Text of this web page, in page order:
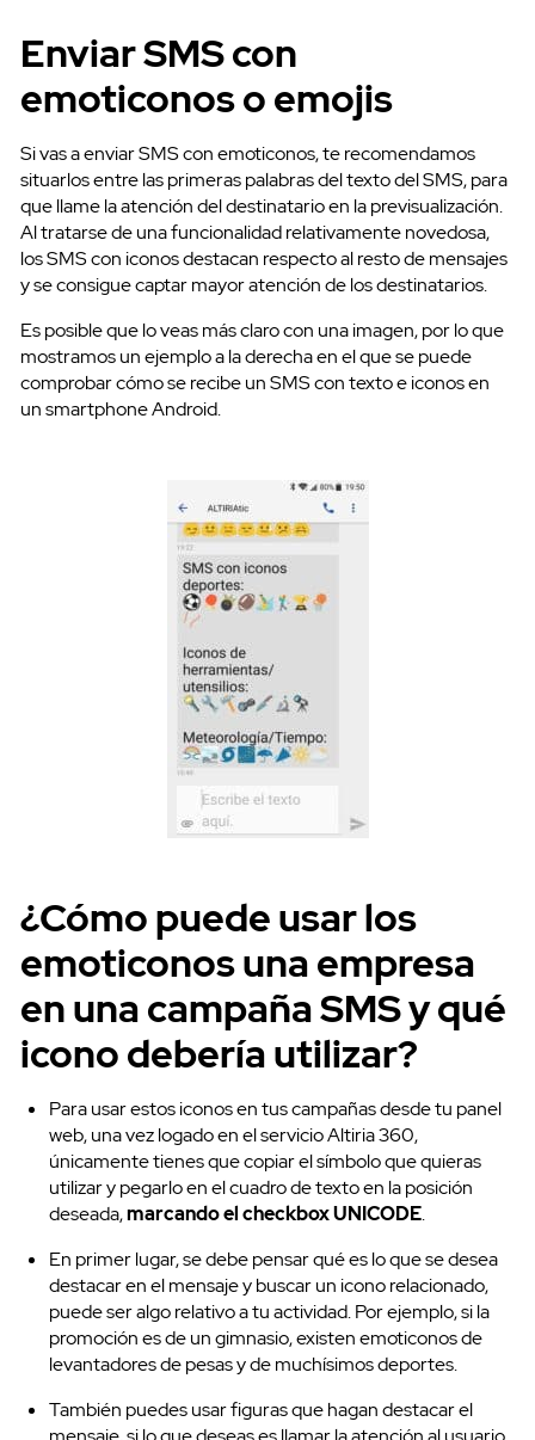
Enviar SMS con
emoticonos o emojis
Si vas a enviar SMS con emoticonos, te recomendamos
situarlos entre las primeras palabras del texto del SMS, para
que llame la atención del destinatario en la previsualización.
Al tratarse de una funcionalidad relativamente novedosa,
los SMS con iconos destacan respecto al resto de mensajes
y se consigue captar mayor atención de los destinatarios.
Es posible que lo veas más claro con una imagen, por lo que
mostramos un ejemplo a la derecha en el que se puede
comprobar cómo se recibe un SMS con texto e iconos en
un smartphone Android.
¿Cómo puede usar los
emoticonos una empresa
en una campaña SMS y qué
icono debería utilizar?
Para usar estos iconos en tus campañas desde tu panel
web, una vez logado en el servicio Altiria 360,
únicamente tienes que copiar el símbolo que quieras
utilizar y pegarlo en el cuadro de texto en la posición
deseada,marcando el checkbox UNICODE.
En primer lugar, se debe pensar qué es lo que se desea
destacar en el mensaje y buscar un icono relacionado,
puede ser algo relativo a tu actividad. Por ejemplo, si la
promoción es de un gimnasio, existen emoticonos de
levantadores de pesas y de muchísimos deportes.
También puedes usar figuras que hagan destacar el